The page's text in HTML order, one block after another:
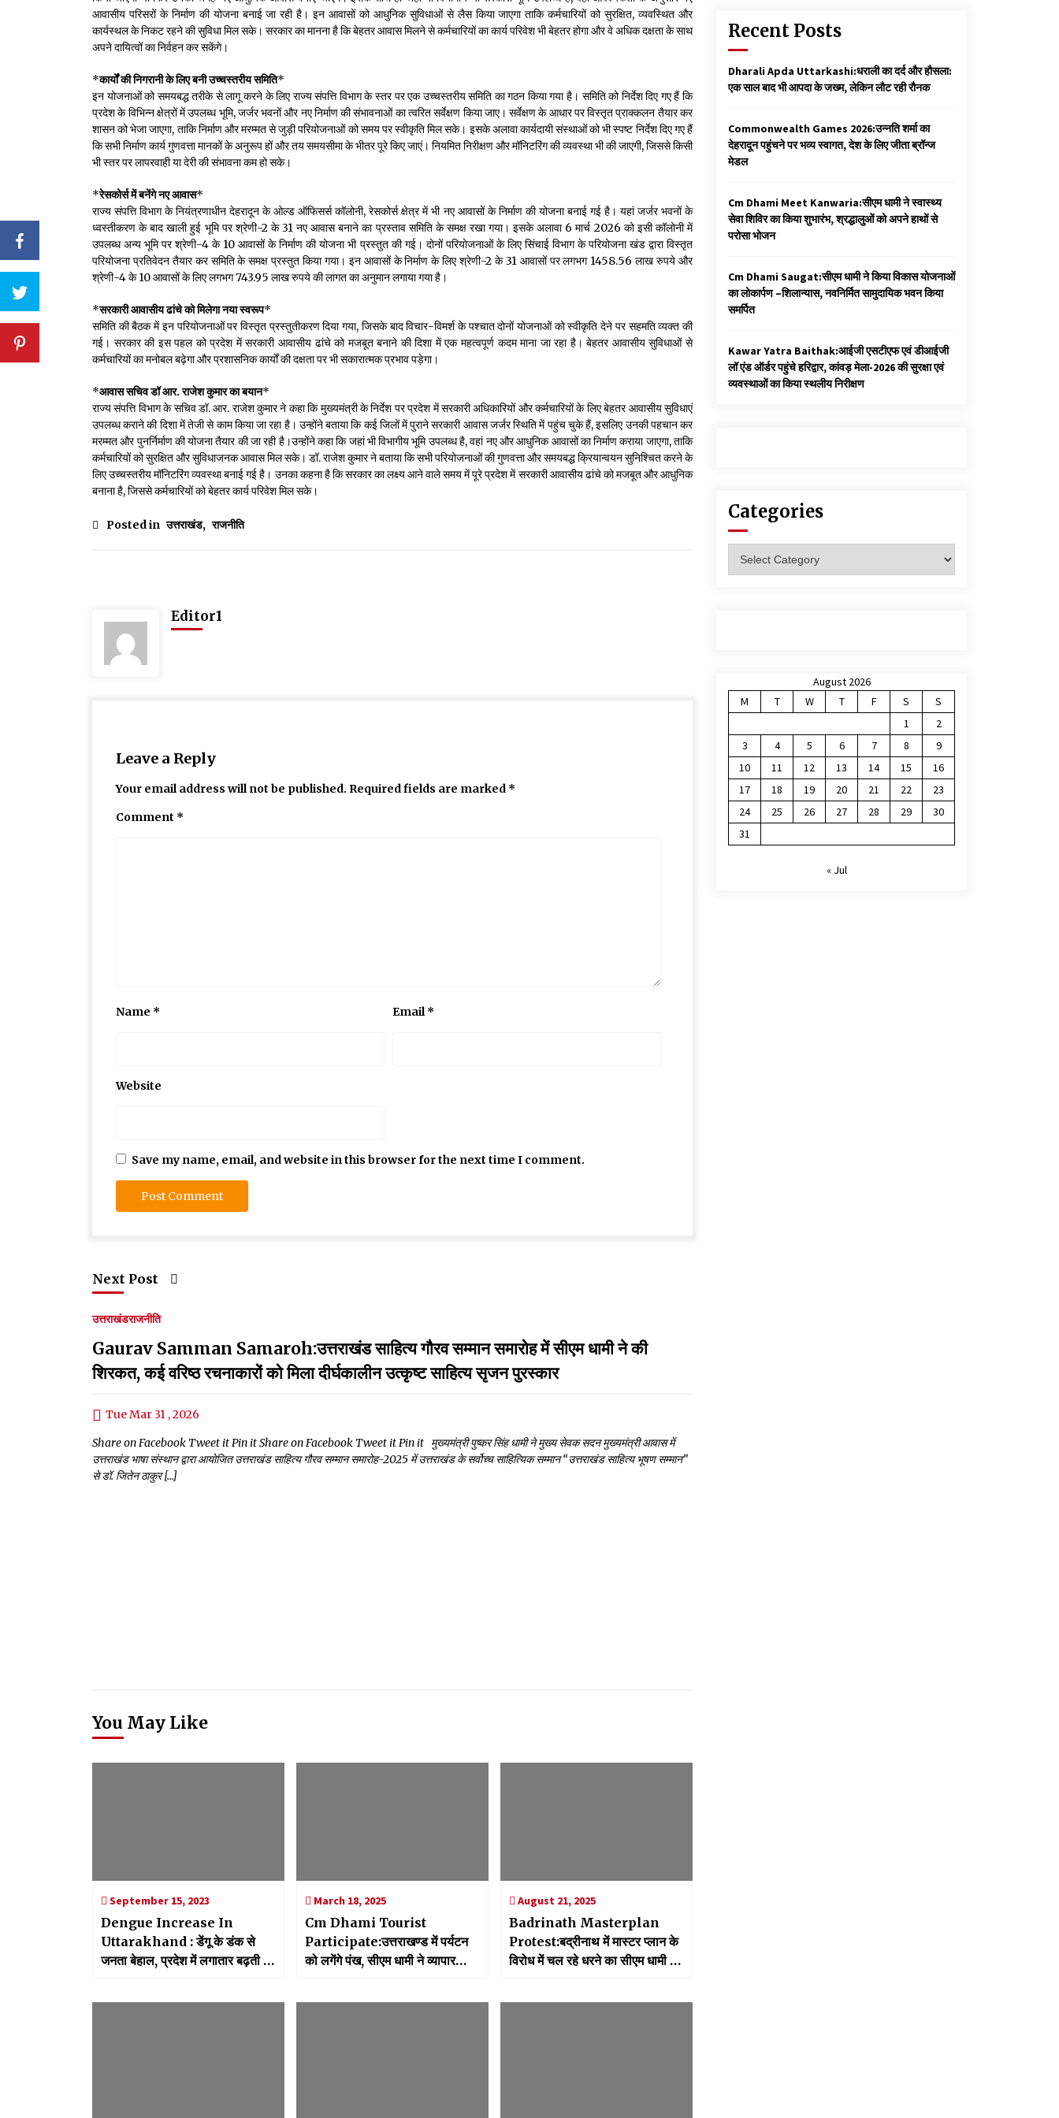
आवासीय परिसरों के निर्माण की योजना बनाई जा रही है। इन आवासों को आधुनिक सुविधाओं से लैस किया जाएगा ताकि कर्मचारियों को सुरक्षित, व्यवस्थित और
कार्यस्थल के निकट रहने की सुविधा मिल सके। सरकार का मानना है कि बेहतर आवास मिलने से कर्मचारियों का कार्य परिवेश भी बेहतर होगा और वे अधिक दक्षता के साथ
अपने दायित्वों का निर्वहन कर सकेंगे।
*कार्यों की निगरानी के लिए बनी उच्चस्तरीय समिति*
इन योजनाओं को समयबद्ध तरीके से लागू करने के लिए राज्य संपत्ति विभाग के स्तर पर एक उच्चस्तरीय समिति का गठन किया गया है। समिति को निर्देश दिए गए हैं कि
प्रदेश के विभिन्न क्षेत्रों में उपलब्ध भूमि, जर्जर भवनों और नए निर्माण की संभावनाओं का त्वरित सर्वेक्षण किया जाए। सर्वेक्षण के आधार पर विस्तृत प्राक्कलन तैयार कर
शासन को भेजा जाएगा, ताकि निर्माण और मरम्मत से जुड़ी परियोजनाओं को समय पर स्वीकृति मिल सके। इसके अलावा कार्यदायी संस्थाओं को भी स्पष्ट निर्देश दिए गए हैं
कि सभी निर्माण कार्य गुणवत्ता मानकों के अनुरूप हों और तय समयसीमा के भीतर पूरे किए जाएं। नियमित निरीक्षण और मॉनिटरिंग की व्यवस्था भी की जाएगी, जिससे किसी
भी स्तर पर लापरवाही या देरी की संभावना कम हो सके।
*रेसकोर्स में बनेंगे नए आवास*
राज्य संपत्ति विभाग के नियंत्रणाधीन देहरादून के ओल्ड ऑफिसर्स कॉलोनी, रेसकोर्स क्षेत्र में भी नए आवासों के निर्माण की योजना बनाई गई है। यहां जर्जर भवनों के
ध्वस्तीकरण के बाद खाली हुई भूमि पर श्रेणी-2 के 31 नए आवास बनाने का प्रस्ताव समिति के समक्ष रखा गया। इसके अलावा 6 मार्च 2026 को इसी कॉलोनी में
उपलब्ध अन्य भूमि पर श्रेणी-4 के 10 आवासों के निर्माण की योजना भी प्रस्तुत की गई। दोनों परियोजनाओं के लिए सिंचाई विभाग के परियोजना खंड द्वारा विस्तृत
परियोजना प्रतिवेदन तैयार कर समिति के समक्ष प्रस्तुत किया गया। इन आवासों के निर्माण के लिए श्रेणी-2 के 31 आवासों पर लगभग 1458.56 लाख रुपये और
श्रेणी-4 के 10 आवासों के लिए लगभग 743.95 लाख रुपये की लागत का अनुमान लगाया गया है।
*सरकारी आवासीय ढांचे को मिलेगा नया स्वरूप*
समिति की बैठक में इन परियोजनाओं पर विस्तृत प्रस्तुतीकरण दिया गया, जिसके बाद विचार-विमर्श के पश्चात दोनों योजनाओं को स्वीकृति देने पर सहमति व्यक्त की
गई। सरकार की इस पहल को प्रदेश में सरकारी आवासीय ढांचे को मजबूत बनाने की दिशा में एक महत्वपूर्ण कदम माना जा रहा है। बेहतर आवासीय सुविधाओं से
कर्मचारियों का मनोबल बढ़ेगा और प्रशासनिक कार्यों की दक्षता पर भी सकारात्मक प्रभाव पड़ेगा।
*आवास सचिव डॉ आर. राजेश कुमार का बयान*
राज्य संपत्ति विभाग के सचिव डॉ. आर. राजेश कुमार ने कहा कि मुख्यमंत्री के निर्देश पर प्रदेश में सरकारी अधिकारियों और कर्मचारियों के लिए बेहतर आवासीय सुविधाएं
उपलब्ध कराने की दिशा में तेजी से काम किया जा रहा है। उन्होंने बताया कि कई जिलों में पुराने सरकारी आवास जर्जर स्थिति में पहुंच चुके हैं, इसलिए उनकी पहचान कर
मरम्मत और पुनर्निर्माण की योजना तैयार की जा रही है।उन्होंने कहा कि जहां भी विभागीय भूमि उपलब्ध है, वहां नए और आधुनिक आवासों का निर्माण कराया जाएगा, ताकि
कर्मचारियों को सुरक्षित और सुविधाजनक आवास मिल सके। डॉ. राजेश कुमार ने बताया कि सभी परियोजनाओं की गुणवत्ता और समयबद्ध क्रियान्वयन सुनिश्चित करने के
लिए उच्चस्तरीय मॉनिटरिंग व्यवस्था बनाई गई है। उनका कहना है कि सरकार का लक्ष्य आने वाले समय में पूरे प्रदेश में सरकारी आवासीय ढांचे को मजबूत और आधुनिक
बनाना है, जिससे कर्मचारियों को बेहतर कार्य परिवेश मिल सके।
Posted in उत्तराखंड, राजनीति
Editor1
Leave a Reply
Your email address will not be published. Required fields are marked *
Comment *
Name * Email*
Website
Save my name, email, and website in this browser for the next time I comment.
Next Post
उत्तराखंडराजनीति
Gaurav Samman Samaroh:उत्तराखंड साहित्य गौरव सम्मान समारोह में सीएम धामी ने की
शिरकत, कई वरिष्ठ रचनाकारों को मिला दीर्घकालीन उत्कृष्ट साहित्य सृजन पुरस्कार
Tue Mar 31 , 2026
Share on Facebook Tweet it Pin it Share on Facebook Tweet it Pin it मुख्यमंत्री पुष्कर सिंह धामी ने मुख्य सेवक सदन मुख्यमंत्री आवास में
उत्तराखंड भाषा संस्थान द्वारा आयोजित उत्तराखंड साहित्य गौरव सम्मान समारोह-2025 में उत्तराखंड के सर्वोच्च साहित्यिक सम्मान “उत्तराखंड साहित्य भूषण सम्मान”
से डॉ. जितेन ठाकुर […]
You May Like
September 15, 2023
Dengue Increase In
Uttarakhand : डेंगू के डंक से
जनता बेहाल, प्रदेश में लगातार बढ़ती जा
March 18, 2025
Cm Dhami Tourist
Participate:उत्तराखण्ड में पर्यटन
को लगेंगे पंख, सीएम धामी ने व्यापार
August 21, 2025
Badrinath Masterplan
Protest:बद्रीनाथ में मास्टर प्लान के
विरोध में चल रहे धरने का सीएम धामी ने
Recent Posts
Dharali Apda Uttarkashi:धराली का दर्द और हौसला:
एक साल बाद भी आपदा के जख्म, लेकिन लौट रही रौनक
Commonwealth Games 2026:उन्नति शर्मा का
देहरादून पहुंचने पर भव्य स्वागत, देश के लिए जीता ब्रॉन्ज
मेडल
Cm Dhami Meet Kanwaria:सीएम धामी ने स्वास्थ्य
सेवा शिविर का किया शुभारंभ, श्रद्धालुओं को अपने हाथों से
परोसा भोजन
Cm Dhami Saugat:सीएम धामी ने किया विकास योजनाओं
का लोकार्पण –शिलान्यास, नवनिर्मित सामुदायिक भवन किया
समर्पित
Kawar Yatra Baithak:आईजी एसटीएफ एवं डीआईजी
लॉ एंड ऑर्डर पहुंचे हरिद्वार, कांवड़ मेला-2026 की सुरक्षा एवं
व्यवस्थाओं का किया स्थलीय निरीक्षण
Categories
August 2026
M
T W T F S
S
1
2
3
4 5 6 7 8
9
10
11 12 13 14 15
16
17
18 19 20 21 22
23
24
25 26 27 28 29
30
31
« Jul